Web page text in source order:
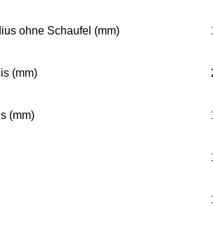
ohne Schaufel (mm)
(mm)
(mm)